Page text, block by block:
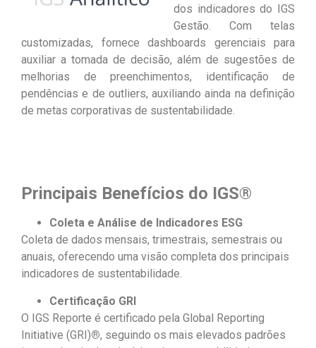
dos indicadores do IGS
Gestão. Com telas
customizadas, fornece dashboards gerenciais para
auxiliar a tomada de decisão, além de sugestões de
melhorias de preenchimentos, identificação de
pendências e de outliers, auxiliando ainda na definição
de metas corporativas de sustentabilidade.
Principais Benefícios do IGS®
Coleta e Análise de Indicadores ESG
Coleta de dados mensais, trimestrais, semestrais ou
anuais, oferecendo uma visão completa dos principais
indicadores de sustentabilidade.
Certificação GRI
O IGS Reporte é certificado pela Global Reporting
Initiative (GRI)®, seguindo os mais elevados padrões